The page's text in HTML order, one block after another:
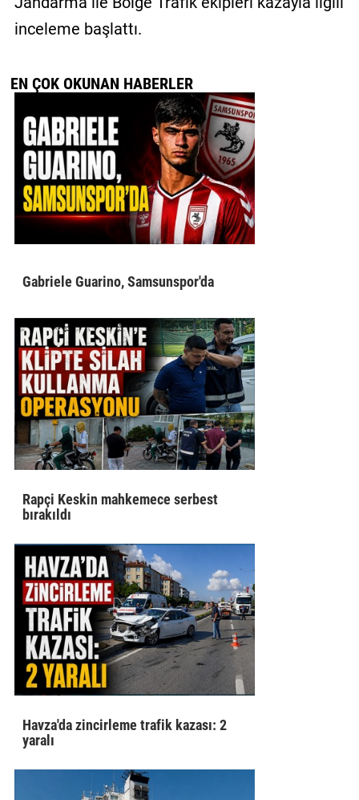
inceleme başlattı.
EN ÇOK OKUNAN HABERLER
Gabriele Guarino, Samsunspor'da
Rapçi Keskin mahkemece serbest
bırakıldı
Havza'da zincirleme trafik kazası: 2
yaralı